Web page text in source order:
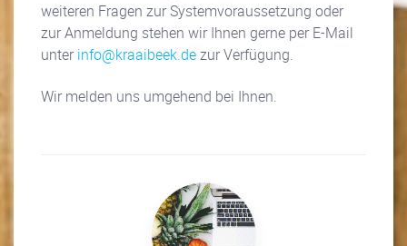
weiteren Fragen zur Systemvoraussetzung oder
zur Anmeldung stehen wir Ihnen gerne per E-Mail
unter info@kraaibeek.dezur Verfügung.
Wir melden uns umgehend bei Ihnen.